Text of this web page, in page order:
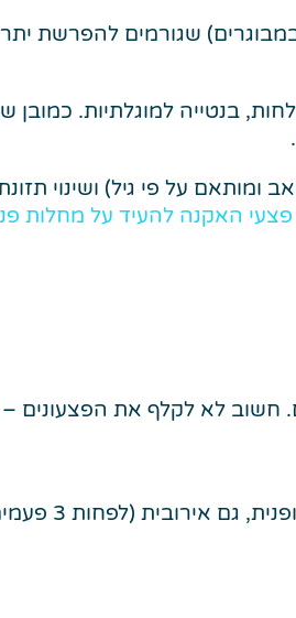
שגורמים להפרשת יתר
בנטייה למוגלתיות.
על פי גיל) ושינוי
פצעי האקנה להעיד על מחלות
חשוב לא לקלף את
ידוע כגורם